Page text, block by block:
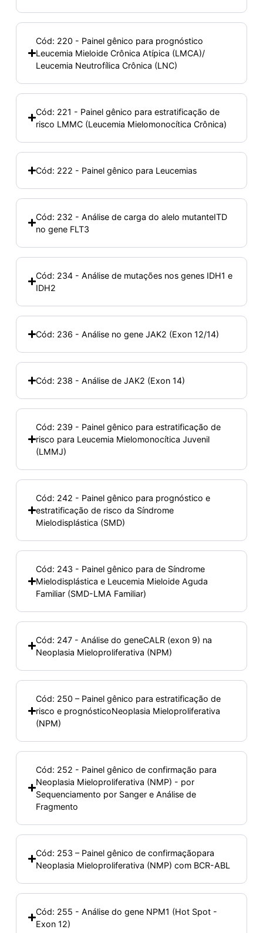
Cód: 220 - Painel gênico para prognóstico
Leucemia Mieloide Crônica Atípica (LMCA)/
Leucemia Neutrofílica Crônica (LNC)
Cód: 221 - Painel gênico para estratificação de
risco LMMC (Leucemia Mielomonocítica Crônica)
Cód: 222 - Painel gênico para Leucemias
Cód: 232 - Análise de carga do alelo mutanteITD
no gene FLT3
Cód: 234 - Análise de mutações nos genes IDH1 e
IDH2
Cód: 236 - Análise no gene JAK2 (Exon 12/14)
Cód: 238 - Análise de JAK2 (Exon 14)
Cód: 239 - Painel gênico para estratificação de
risco para Leucemia Mielomonocítica Juvenil
(LMMJ)
Cód: 242 - Painel gênico para prognóstico e
estratificação de risco da Síndrome
Mielodisplástica (SMD)
Cód: 243 - Painel gênico para de Síndrome
Mielodisplástica e Leucemia Mieloide Aguda
Familiar (SMD-LMA Familiar)
Cód: 247 - Análise do geneCALR (exon 9) na
Neoplasia Mieloproliferativa (NPM)
Cód: 250 – Painel gênico para estratificação de
risco e prognósticoNeoplasia Mieloproliferativa
(NPM)
Cód: 252 - Painel gênico de confirmação para
Neoplasia Mieloproliferativa (NMP) - por
Sequenciamento por Sanger e Análise de
Fragmento
Cód: 253 – Painel gênico de confirmaçãopara
Neoplasia Mieloproliferativa (NMP) com BCR-ABL
Cód: 255 - Análise do gene NPM1 (Hot Spot -
Exon 12)